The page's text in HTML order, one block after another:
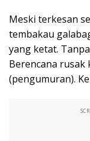
Meski terkesan
tembakau
yang ketat.
Berencana rusak
(pengumuran).